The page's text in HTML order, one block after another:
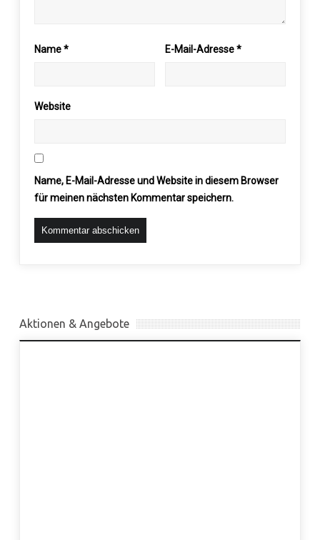
Name* E-Mail-Adresse*
Website
Name, E-Mail-Adresse und Website in diesem Browser
für meinen nächsten Kommentar speichern.
Aktionen & Angebote